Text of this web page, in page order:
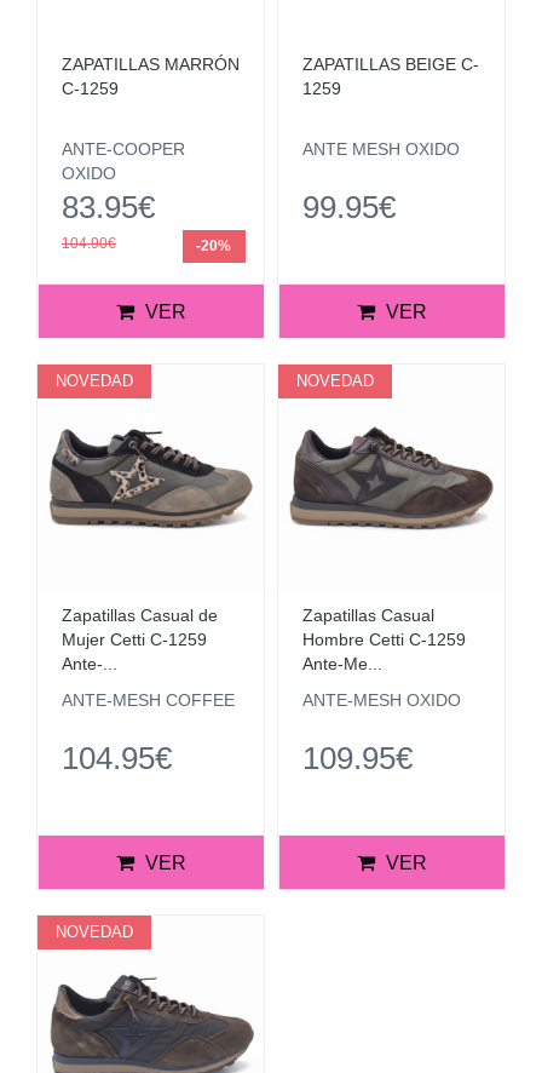
ZAPATILLAS MARRÓN
C-1259
ANTE-COOPER
OXIDO
83.95€
104.90€ -20%
VER
ZAPATILLAS BEIGE C-
1259
ANTE MESH OXIDO
99.95€
VER
NOVEDAD
Zapatillas Casual de
Mujer Cetti C-1259
Ante-...
ANTE-MESH COFFEE
104.95€
VER
NOVEDAD
Zapatillas Casual
Hombre Cetti C-1259
Ante-Me...
ANTE-MESH OXIDO
109.95€
VER
NOVEDAD